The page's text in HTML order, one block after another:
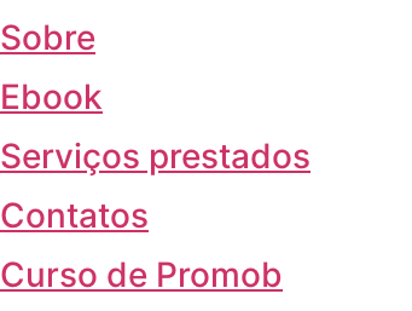
Sobre
Ebook
Serviços prestados
Contatos
Curso de Promob